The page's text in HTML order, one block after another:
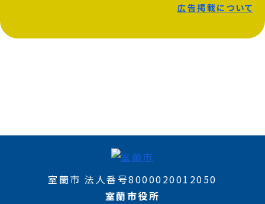
広告掲載について
室蘭市 法人番号8000020012050
室蘭市役所